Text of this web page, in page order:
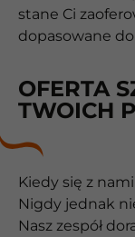
stane Ci
dopasowane
OFERTA
TWOICH
Kiedy się z
Nigdy jednak
Nasz zespół